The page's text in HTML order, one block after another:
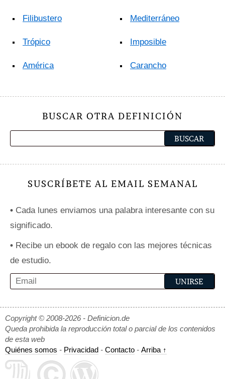
Filibustero
Trópico
América
Mediterráneo
Imposible
Carancho
BUSCAR OTRA DEFINICIÓN
SUSCRÍBETE AL EMAIL SEMANAL
• Cada lunes enviamos una palabra interesante con su
significado.
• Recibe un ebook de regalo con las mejores técnicas
de estudio.
Copyright © 2008-2026 - Definicion.de
Queda prohibida la reproducción total o parcial de los contenidos
de esta web
Quiénes somos - Privacidad - Contacto - Arriba ↑